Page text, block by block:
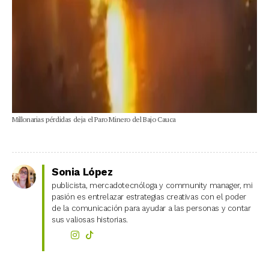
Millonarias pérdidas deja el Paro Minero del Bajo Cauca
Sonia López
publicista, mercadotecnóloga y community manager, mi
pasión es entrelazar estrategias creativas con el poder
de la comunicación para ayudar a las personas y contar
sus valiosas historias.